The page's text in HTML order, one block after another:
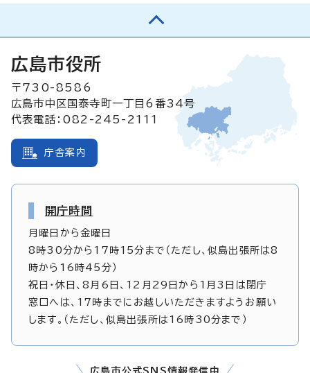
広島市役所
〒730-8586
広島市中区国泰寺町一丁目6番34号
代表電話：082-245-2111
庁舎案内
開庁時間
月曜日から金曜日
8時30分から17時15分まで（ただし、似島出張所は8
時から16時45分）
祝日・休日、8月6日、12月29日から1月3日は閉庁
窓口へは、17時までにお越しいただきますようお願い
します。（ただし、似島出張所は16時30分まで）
広島市公式SNS情報発信中